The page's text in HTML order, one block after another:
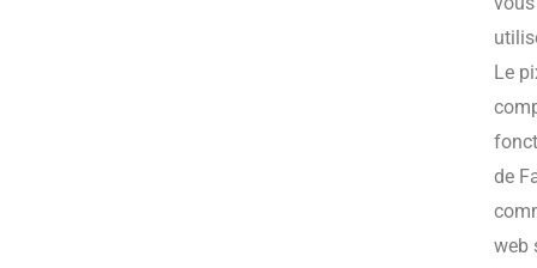
Le
de
web